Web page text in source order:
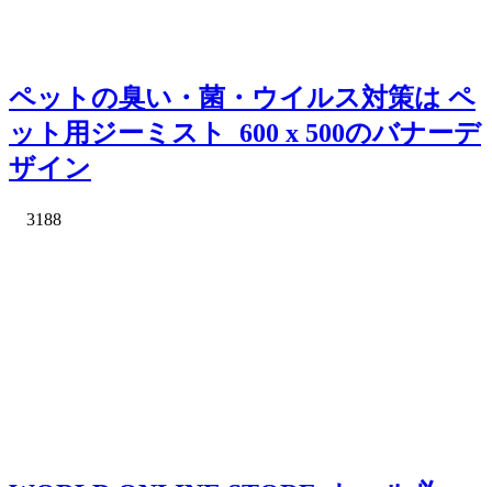
ペットの臭い・菌・ウイルス対策は ペ
ット用ジーミスト_600 x 500のバナーデ
ザイン
3188